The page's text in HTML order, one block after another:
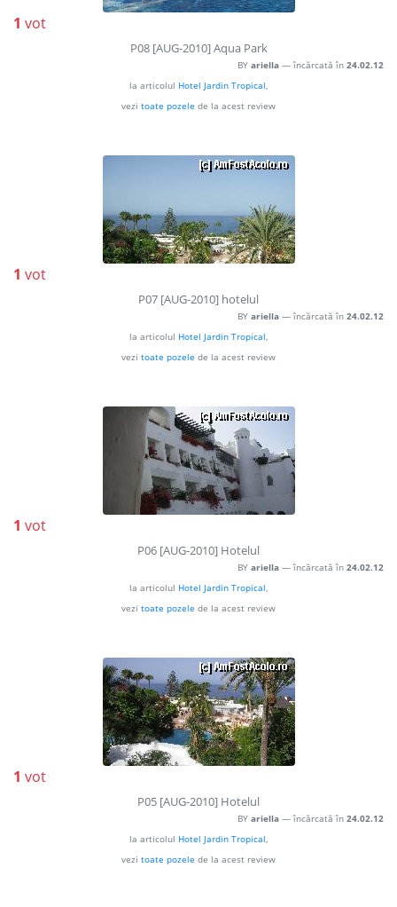
1 vot
P08 [AUG-2010] Aqua Park
BY ariella — încărcată în 24.02.12
la articolul Hotel Jardin Tropical,
vezi toate pozele de la acest review
1 vot
P07 [AUG-2010] hotelul
BY ariella — încărcată în 24.02.12
la articolul Hotel Jardin Tropical,
vezi toate pozele de la acest review
1 vot
P06 [AUG-2010] Hotelul
BY ariella — încărcată în 24.02.12
la articolul Hotel Jardin Tropical,
vezi toate pozele de la acest review
1 vot
P05 [AUG-2010] Hotelul
BY ariella — încărcată în 24.02.12
la articolul Hotel Jardin Tropical,
vezi toate pozele de la acest review